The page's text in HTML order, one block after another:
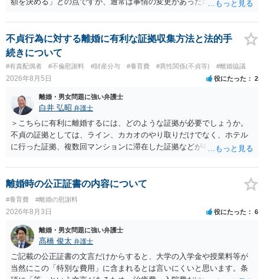
来なかった事情の変更により双方協議の上増減出来る」と「通知義務
に勤務先」が含まれているので、私に収入が入った事は相手に通知が
行く事になり、上記のような文言が無くても養育費の見直しは適宜出
来るかと思うのですが違うのでしょうか？との点はそのとおりかと思
います。養育費は事情の変更があった場合に変更するので毎年見直す
ことはあまりないです。ご参考にしてください。
不貞行為に対する離婚に有利な証拠収集方法と法的手
続きについて
#有責配偶者 #不倫慰謝料 #財産分与 #養育費 #異性関係(不貞等) #離婚協議
2026年8月5日 役にたった 2
離婚・男女問題に強い弁護士
白井 弘昭 弁護士
＞こちらに有利に離婚するには、どのような証拠が必要でしょうか。
不貞の証拠としては、ライン、カカオのやり取りだけでなく、ホテル
に行った証拠、複数回マンションに滞在した証拠などが有効です。 不
婚する、慰謝料をとるなど）ことができると思われます。 ただし、不
貞発覚後、長期間同居を続けると、不貞を許したとの評価につながる
離婚時の公正証書の内容について
#養育費 #離婚の慰謝料
2026年8月3日 役にたった 6
離婚・男女問題に強い弁護士
髙橋 俊太 弁護士
ご記載の公正証書の文言だけからすると、大学の入学金や授業料等が
当然にこの「特別な費用」に含まれるとは言いにくいと思います。条